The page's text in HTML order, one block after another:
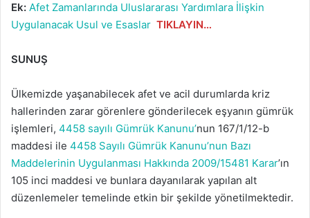
Ek: Afet Zamanlarında Uluslararası Yardımlara İlişkin
Uygulanacak Usul ve Esaslar TIKLAYIN…
SUNUŞ
Ülkemizde yaşanabilecek afet ve acil durumlarda kriz
hallerinden zarar görenlere gönderilecek eşyanın gümrük
işlemleri, 4458 sayılı Gümrük Kanunu’nun 167/1/12-b
maddesi ile 4458 Sayılı Gümrük Kanunu’nun Bazı
Maddelerinin Uygulanması Hakkında 2009/15481 Karar’ın
105 inci maddesi ve bunlara dayanılarak yapılan alt
düzenlemeler temelinde etkin bir şekilde yönetilmektedir.